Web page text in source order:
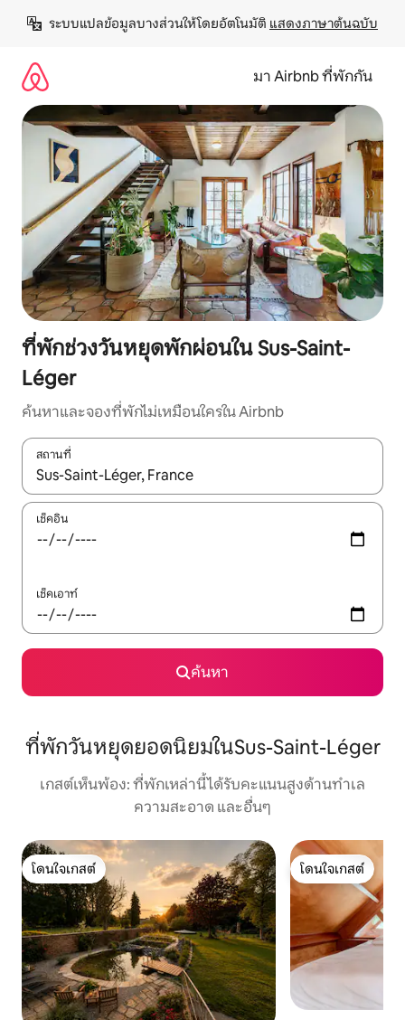
เนื้อหา
ระบบแปลข้อมูลบางส่วนให้โดยอัตโนมัติ แสดงภาษาต้นฉบับ
มา Airbnb ที่พักกัน
ที่พักช่วงวันหยุดพักผ่อนใน Sus-Saint-
Léger
ค้นหาและจองที่พักไม่เหมือนใครใน Airbnb
สถานที่
ใช้ลูกศรขึ้นลง หรือใช้การสัมผัสหรือปัด เพื่อสำรวจผลการค้นหา
เช็คอิน
เช็คเอาท์
ค้นหา
ที่พักวันหยุดยอดนิยมในSus-Saint-Léger
เกสต์เห็นพ้อง: ที่พักเหล่านี้ได้รับคะแนนสูงด้านทำเล
ความสะอาด และอื่นๆ
โดนใจเกสต์
โดนใจเกสต์
โดนใจเกสต์
โดนใจเกสต์